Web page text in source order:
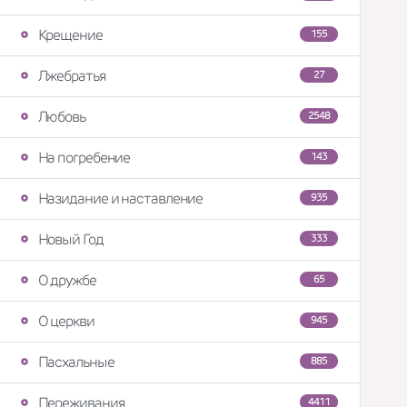
155
Крещение
27
Лжебратья
2548
Любовь
143
На погребение
935
Назидание и наставление
333
Новый Год
65
О дружбе
945
О церкви
885
Пасхальные
4411
Переживания